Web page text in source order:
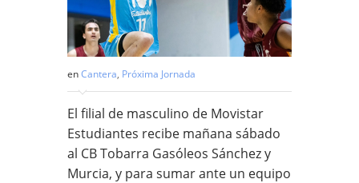
enCantera, Próxima Jornada
El filial de masculino de Movistar
Estudiantes recibe mañana sábado
al CB Tobarra Gasóleos Sánchez y
Murcia, y para sumar ante un equipo